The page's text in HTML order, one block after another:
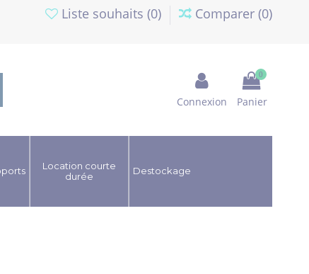
Liste souhaits (0) Comparer (0)
Connexion
0
Panier
Location courte
durée
Destockage